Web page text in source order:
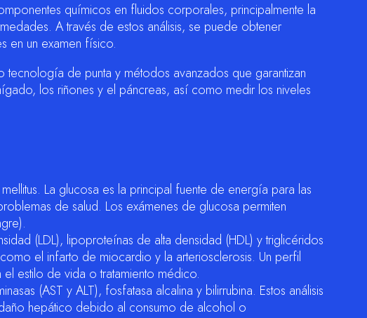
químicos en fluidos corporales, principalmente la
A través de estos análisis, se puede obtener
en un examen físico.
de punta y métodos avanzados que garantizan
los riñones y el páncreas, así como medir los niveles
La glucosa es la principal fuente de energía para las
de salud. Los exámenes de glucosa permiten
(LDL), lipoproteínas de alta densidad (HDL) y triglicéridos
el infarto de miocardio y la arteriosclerosis. Un perfil
estilo de vida o tratamiento médico.
(AST y ALT), fosfatasa alcalina y bilirrubina. Estos análisis
hepático debido al consumo de alcohol o